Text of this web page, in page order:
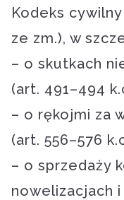
Kodeks cywilny
ze zm.), w
– o skutkach
(art. 491–494
– o rękojmi za
(art. 556–576
– o sprzedaży
nowelizacjach i